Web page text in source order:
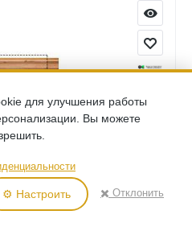
Викинг GL
для улучшения работы
Вы можете
⚙️ Настроить ✖️ Отклонить